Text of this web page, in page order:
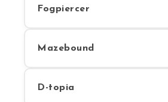
Fogpiercer
Mazebound
D-topia